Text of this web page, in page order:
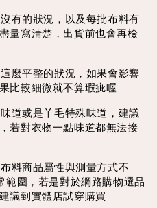
有的狀況，以及每批布料有
量寫清楚，出貨前也會再檢
麼平整的狀況，如果會影響
比較細微就不算瑕疵喔
道或是羊毛特殊味道，建議
若對衣物一點味道都無法接
料商品屬性與測量方式不
範圍，若是對於網路購物選品
議到實體店試穿購買